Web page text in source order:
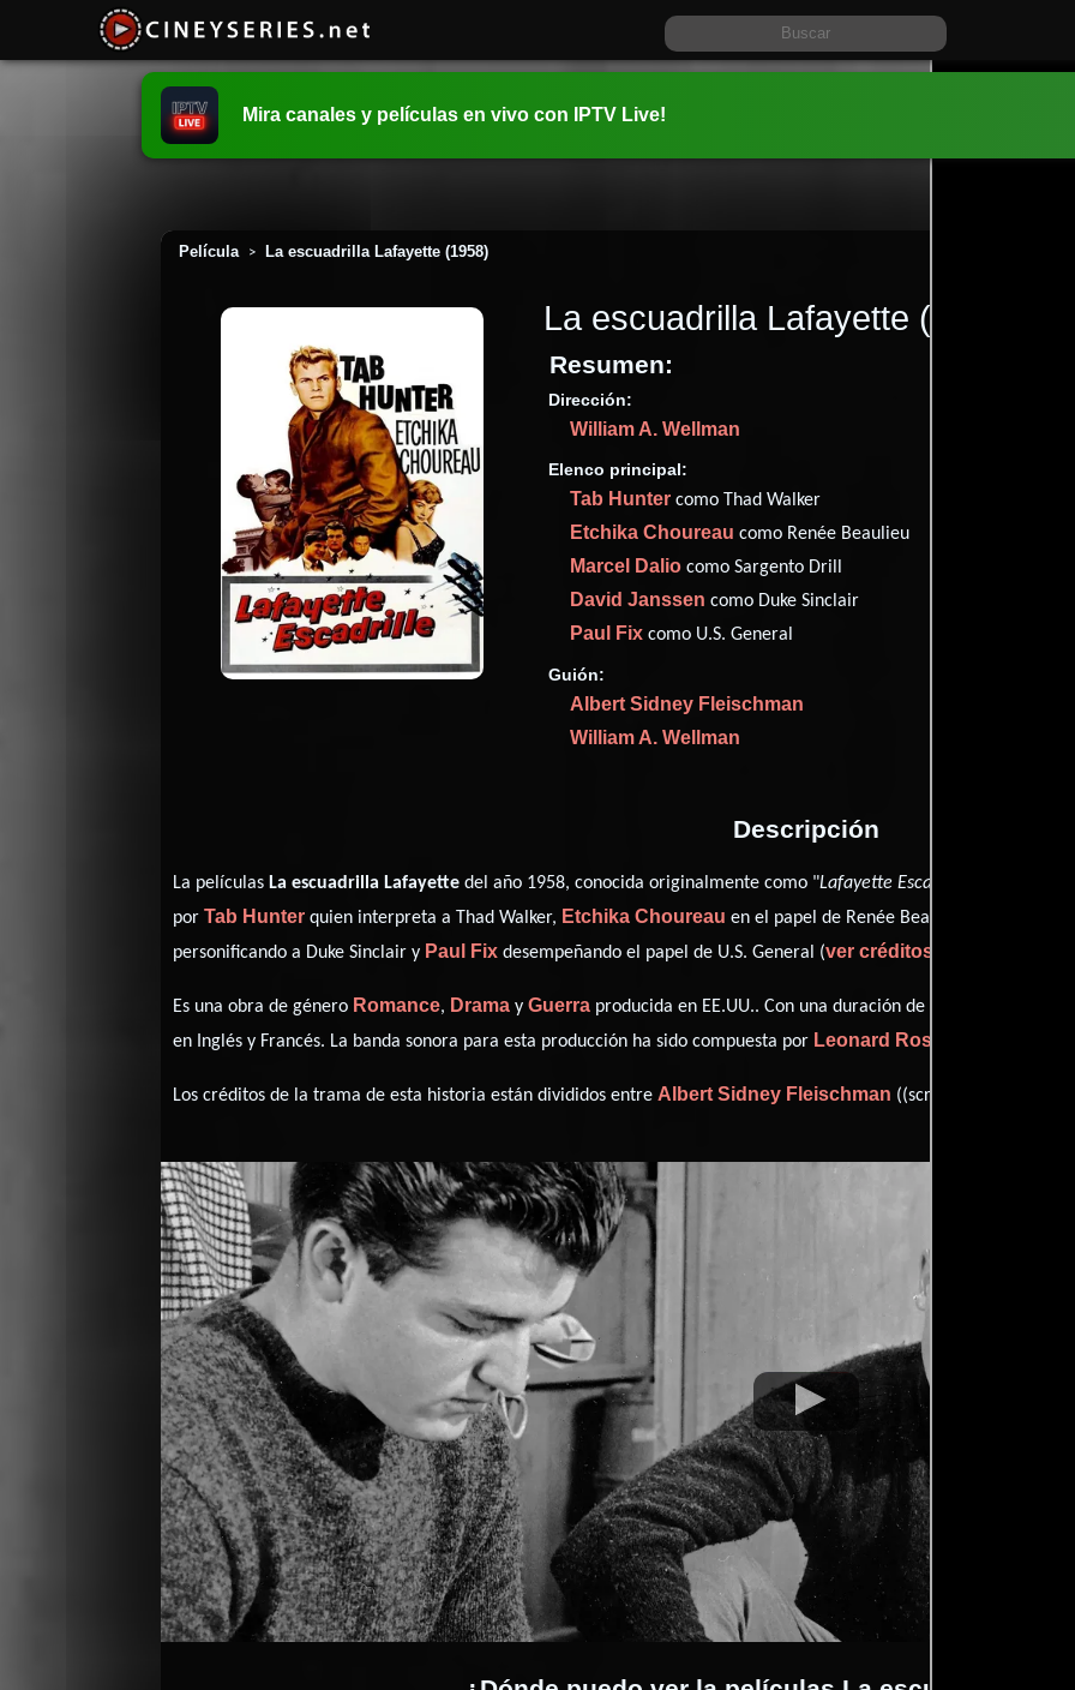
Mira canales y películas en vivo con IPTV Live!
Película > La escuadrilla Lafayette (1958)
La escuadrilla Lafayette (1958)
Resumen:
Dirección:
William A. Wellman
Elenco principal:
Tab Hunter como Thad Walker
Etchika Choureau como Renée Beaulieu
Marcel Dalio como Sargento Drill
David Janssen como Duke Sinclair
Paul Fix como U.S. General
Guión:
Albert Sidney Fleischman
William A. Wellman
Descripción
La películas La escuadrilla Lafayette del año 1958, conocida originalmente como "Lafayette Escadrille
por Tab Hunter quien interpreta a Thad Walker, Etchika Choureau en el papel de Renée Beaulieu,
personificando a Duke Sinclair y Paul Fix desempeñando el papel de U.S. General (ver créditos completos
Es una obra de género Romance, Drama yGuerra producida en EE.UU.. Con una duración de 01 hr 33 min
en Inglés y Francés. La banda sonora para esta producción ha sido compuesta por Leonard Rosenman
Los créditos de la trama de esta historia están divididos entreAlbert Sidney Fleischman ((screen play)) y